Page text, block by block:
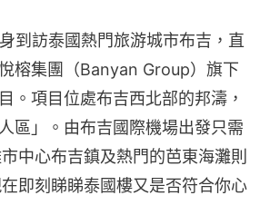
到訪泰國熱門旅游城市布吉，直
榕集團（Banyan Group）旗下
。項目位處布吉西北部的邦濤，
區」。由布吉國際機場出發只需
中心布吉鎮及熱門的芭東海灘則
即刻睇睇泰國樓又是否符合你心